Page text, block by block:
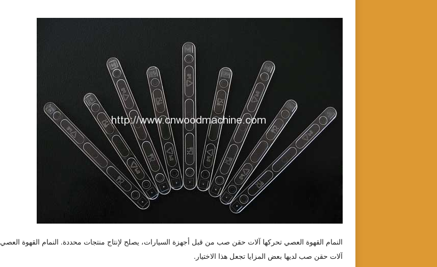
النمام القهوة العصي تحركها آلات حقن صب من قبل أجهزة السيارات، يصلح لإنتاج منتجات محددة. النمام القهوة العصي
آلات حقن صب لديها بعض المزايا تجعل هذا الاختيار.